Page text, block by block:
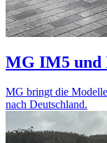
MG IM5 und
MG bringt die
nach Deutschland.